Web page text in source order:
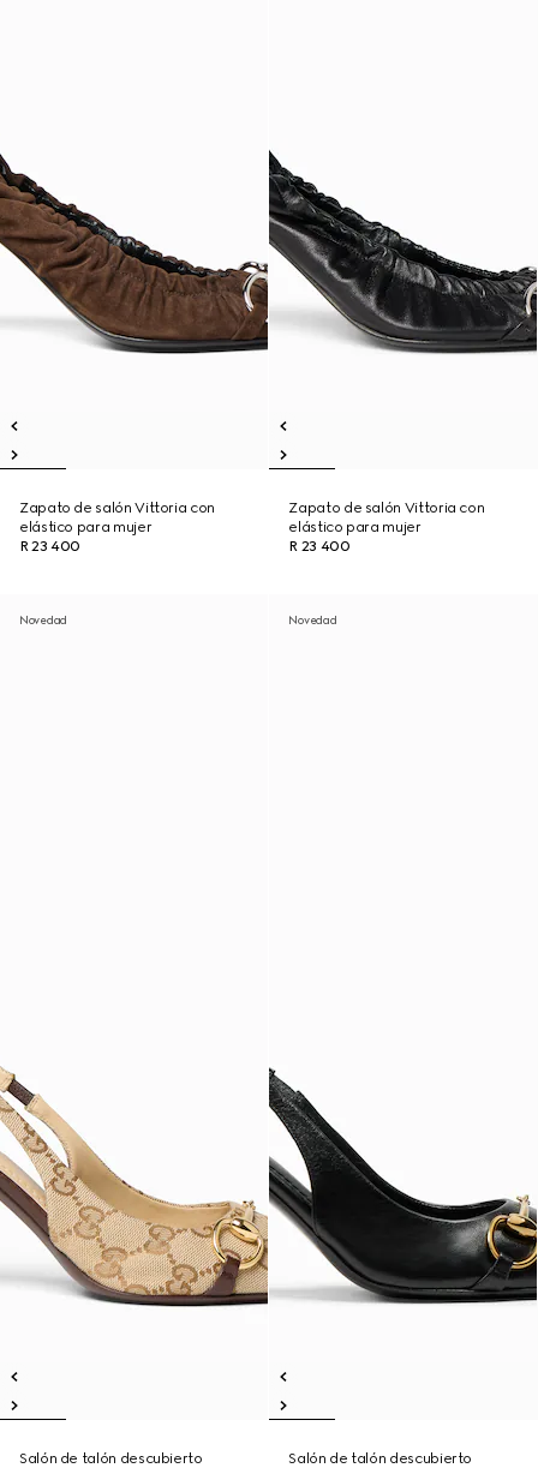
Zapato de salón Vittoria con
elástico para mujer
R 23 400
Zapato de salón Vittoria con
elástico para mujer
R 23 400
Novedad
Salón de talón descubierto
Novedad
Salón de talón descubierto